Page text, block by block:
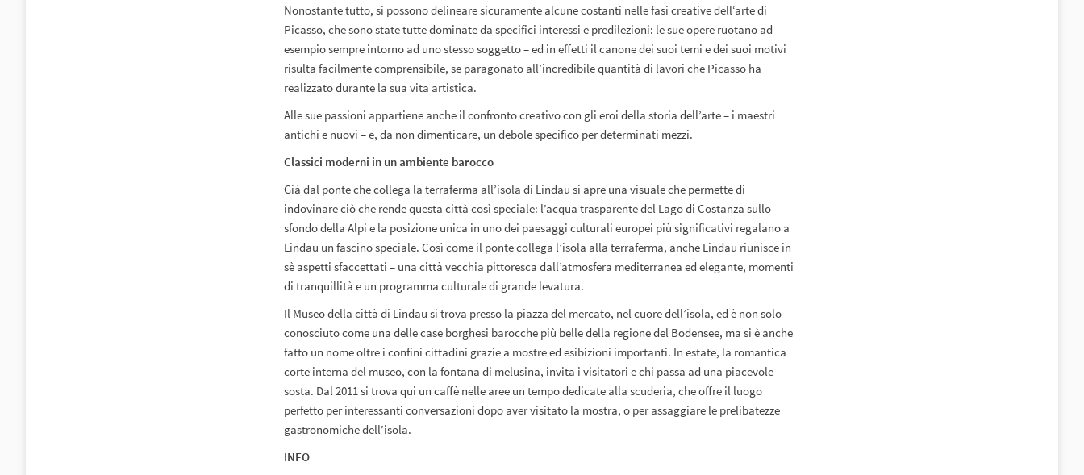
Nonostante tutto, si possono delineare sicuramente alcune costanti nelle fasi creative dell‘arte di
Picasso, che sono state tutte dominate da specifici interessi e predilezioni: le sue opere ruotano ad
esempio sempre intorno ad uno stesso soggetto – ed in effetti il canone dei suoi temi e dei suoi motivi
risulta facilmente comprensibile, se paragonato all’incredibile quantità di lavori che Picasso ha
realizzato durante la sua vita artistica.
Alle sue passioni appartiene anche il confronto creativo con gli eroi della storia dell’arte – i maestri
antichi e nuovi – e, da non dimenticare, un debole specifico per determinati mezzi.
Classici moderni in un ambiente barocco
Già dal ponte che collega la terraferma all’isola di Lindau si apre una visuale che permette di
indovinare ciò che rende questa città così speciale: l’acqua trasparente del Lago di Costanza sullo
sfondo della Alpi e la posizione unica in uno dei paesaggi culturali europei più significativi regalano a
Lindau un fascino speciale. Così come il ponte collega l’isola alla terraferma, anche Lindau riunisce in
sè aspetti sfaccettati – una città vecchia pittoresca dall’atmosfera mediterranea ed elegante, momenti
di tranquillità e un programma culturale di grande levatura.
Il Museo della città di Lindau si trova presso la piazza del mercato, nel cuore dell’isola, ed è non solo
conosciuto come una delle case borghesi barocche più belle della regione del Bodensee, ma si è anche
fatto un nome oltre i confini cittadini grazie a mostre ed esibizioni importanti. In estate, la romantica
corte interna del museo, con la fontana di melusina, invita i visitatori e chi passa ad una piacevole
sosta. Dal 2011 si trova qui un caffè nelle aree un tempo dedicate alla scuderia, che offre il luogo
perfetto per interessanti conversazioni dopo aver visitato la mostra, o per assaggiare le prelibatezze
gastronomiche dell’isola.
INFO